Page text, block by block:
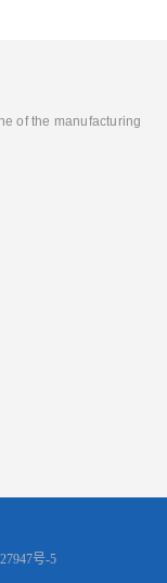
of the manufacturing
号-5